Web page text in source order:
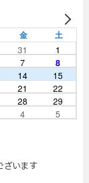
金 土
31
1
7
8
14
15
21
22
28
29
4
5
います